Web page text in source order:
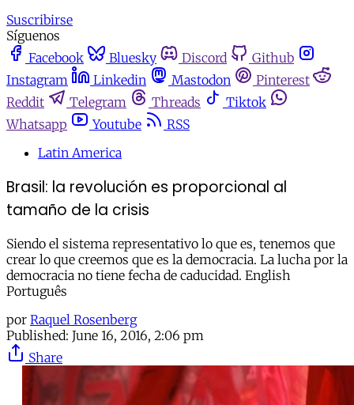
Suscribirse
Síguenos
Facebook
Bluesky Discord
Github
Instagram
Linkedin Mastodon
Pinterest
Reddit
Telegram Threads
Tiktok
Whatsapp
Youtube
RSS
Latin America
Brasil: la revolución es proporcional al
tamaño de la crisis
Siendo el sistema representativo lo que es, tenemos que
crear lo que creemos que es la democracia. La lucha por la
democracia no tiene fecha de caducidad. English
Português
por Raquel Rosenberg
Published: June 16, 2016, 2:06 pm
Share